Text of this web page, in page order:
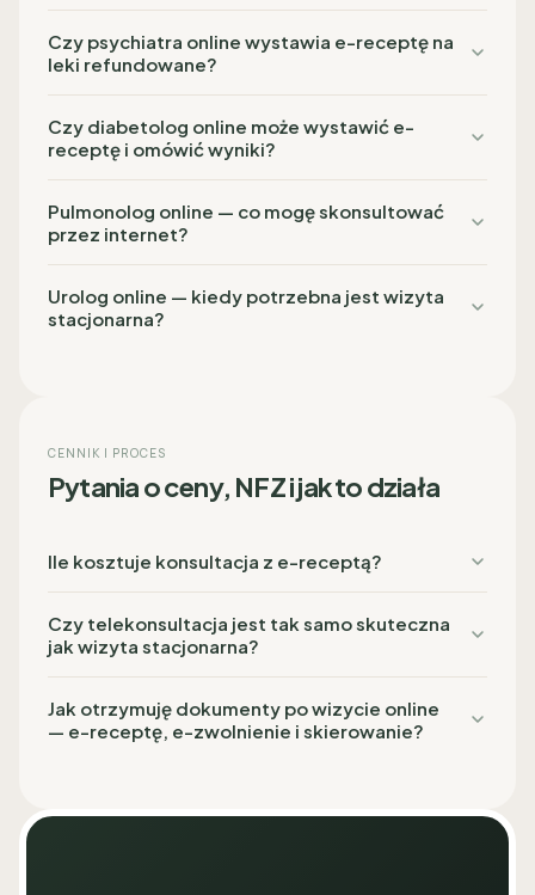
Czy psychiatra online wystawia e-receptę na
leki refundowane?
Czy diabetolog online może wystawić e-
receptę i omówić wyniki?
Pulmonolog online — co mogę skonsultować
przez internet?
Urolog online — kiedy potrzebna jest wizyta
stacjonarna?
CENNIK I PROCES
Pytania o ceny, NFZ i jak to działa
Ile kosztuje konsultacja z e-receptą?
Czy telekonsultacja jest tak samo skuteczna
jak wizyta stacjonarna?
Jak otrzymuję dokumenty po wizycie online
— e-receptę, e-zwolnienie i skierowanie?